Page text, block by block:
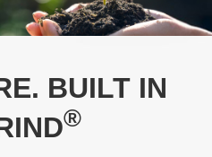
BUILT IN
®